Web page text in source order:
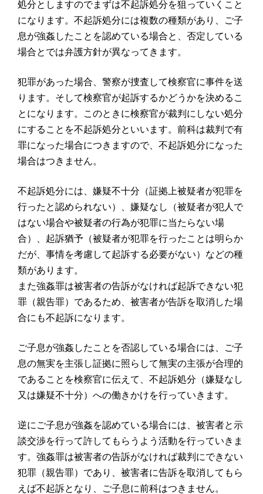
処分としますのでまずは不起訴処分を狙っていくこと
になります。不起訴処分には複数の種類があり、ご子
息が強姦したことを認めている場合と、否定している
場合とでは弁護方針が異なってきます。
犯罪があった場合、警察が捜査して検察官に事件を送
ります。そして検察官が起訴するかどうかを決めるこ
とになります。このときに検察官が裁判にしない処分
にすることを不起訴処分といいます。前科は裁判で有
罪になった場合につきますので、不起訴処分になった
場合はつきません。
不起訴処分には、嫌疑不十分（証拠上被疑者が犯罪を
行ったと認められない）、嫌疑なし（被疑者が犯人で
はない場合や被疑者の行為が犯罪に当たらない場
合）、起訴猶予（被疑者が犯罪を行ったことは明らか
だが、事情を考慮して起訴する必要がない）などの種
類があります。
また強姦罪は被害者の告訴がなければ起訴できない犯
罪（親告罪）であるため、被害者が告訴を取消した場
合にも不起訴になります。
ご子息が強姦したことを否認している場合には、ご子
息の無実を主張し証拠に照らして無実の主張が合理的
であることを検察官に伝えて、不起訴処分（嫌疑なし
又は嫌疑不十分）への働きかけを行っていきます。
逆にご子息が強姦を認めている場合には、被害者と示
談交渉を行って許してもらうよう活動を行っていきま
す。強姦罪は被害者の告訴がなければ裁判にできない
犯罪（親告罪）であり、被害者に告訴を取消してもら
えば不起訴となり、ご子息に前科はつきません。